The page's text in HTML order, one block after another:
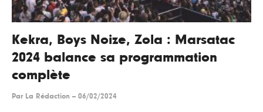
Kekra, Boys Noize, Zola : Marsatac
2024 balance sa programmation
complète
Par La Rédaction -- 06/02/2024